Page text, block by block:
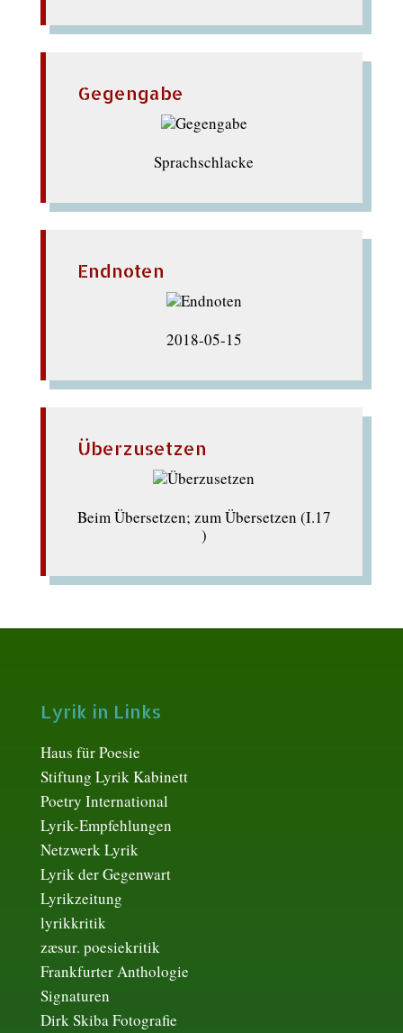
Gegengabe
Sprachschlacke
Endnoten
2018-05-15
Überzusetzen
Beim Übersetzen; zum Übersetzen (I.17
)
Lyrik in Links
Haus für Poesie
Stiftung Lyrik Kabinett
Poetry International
Lyrik-Empfehlungen
Netzwerk Lyrik
Lyrik der Gegenwart
Lyrikzeitung
lyrikkritik
zæsur. poesiekritik
Frankfurter Anthologie
Signaturen
Dirk Skiba Fotografie